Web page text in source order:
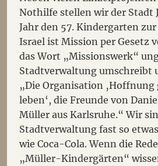
Nothilfe stellen wir der Stadt
Jahr den 57. Kindergarten
Israel ist Mission per Gesetz
das Wort „Missionswerk“
Stadtverwaltung umschreibt
„Die Organisation
leben‘, die Freunde von
Müller aus Karlsruhe.“ Wir
Stadtverwaltung fast so
wie Coca-Cola. Wenn die
„Müller-Kindergärten“